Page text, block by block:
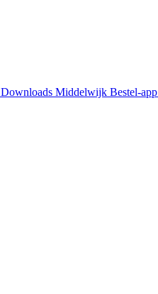
Downloads Middelwijk Bestel-app